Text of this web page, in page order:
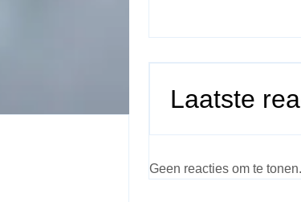
Laatste
Geen reacties om te tonen.